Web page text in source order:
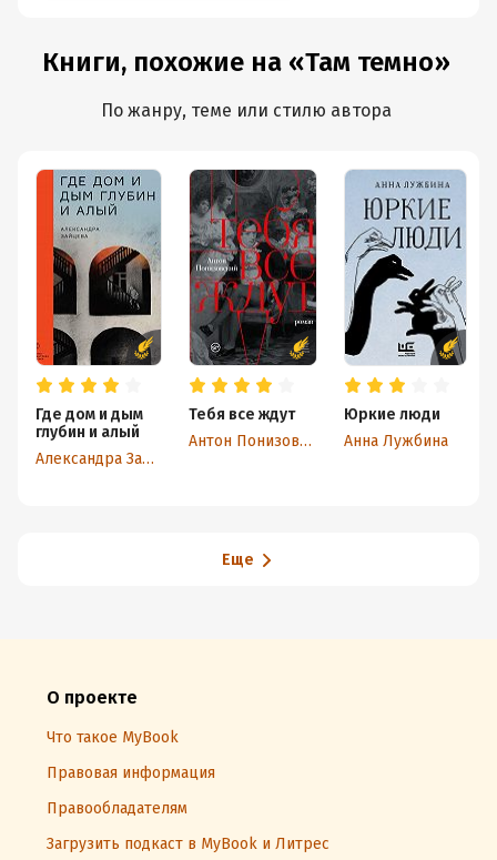
Потом пообсох и стал совершенно
Поднеся ладони к лицу, Яся легонько
возмущенно запищал, очевидно,
пообещав низвергнуть на эту глупую
небеса…
Расправив крылышки, птенец – кто бы мог
подумать, что малыш не такое способен? –
улетел прочь».
Книги, похожие на «Там темно»
По жанру, теме или стилю автора
Где дом и дым
глубин и алый
Александра Зайцева
Тебя все ждут
Антон Понизовский
Юркие люди
Анна Лужбина
Еще
О проекте
Что такое MyBook
Правовая информация
Правообладателям
Загрузить подкаст в MyBook и Литрес